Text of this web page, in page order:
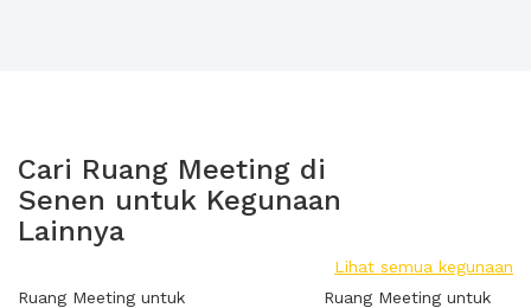
Cari Ruang Meeting di
Senen untuk Kegunaan
Lainnya
Lihat semua kegunaan
Ruang Meeting untuk
Ruang Meeting untuk